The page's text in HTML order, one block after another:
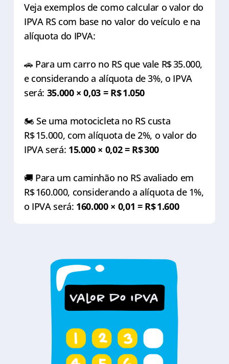
Veja exemplos de como calcular o valor do
IPVA RS com base no valor do veículo e na
alíquota do IPVA:
🚗 Para um carro no RS que vale R$ 35.000,
e considerando a alíquota de 3%, o IPVA
será: 35.000 × 0,03 = R$ 1.050
🏍️ Se uma motocicleta no RS custa
R$ 15.000, com alíquota de 2%, o valor do
IPVA será: 15.000 × 0,02 = R$ 300
🚚 Para um caminhão no RS avaliado em
R$ 160.000, considerando a alíquota de 1%,
o IPVA será: 160.000 × 0,01 = R$ 1.600